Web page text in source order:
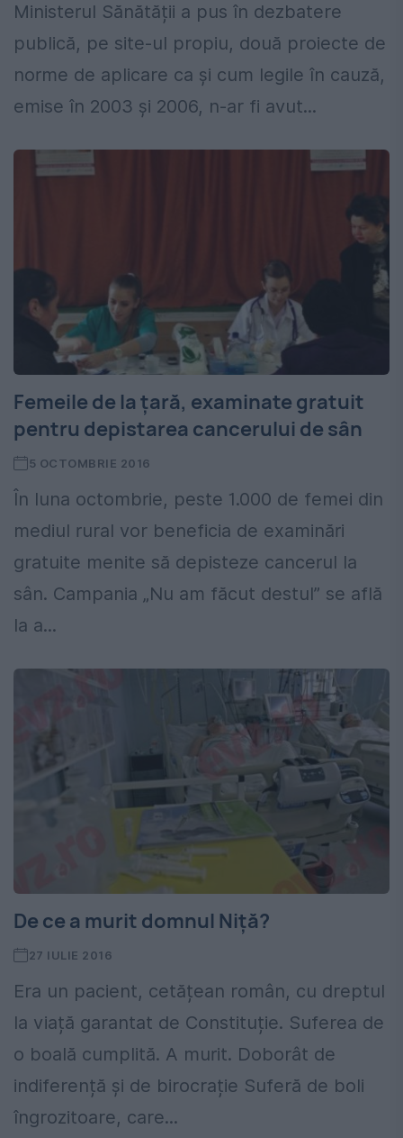
Ministerul Sănătății a pus în dezbatere
publică, pe site-ul propiu, două proiecte de
norme de aplicare ca și cum legile în cauză,
emise în 2003 și 2006, n-ar fi avut...
Femeile de la țară, examinate gratuit
pentru depistarea cancerului de sân
5 OCTOMBRIE 2016
În luna octombrie, peste 1.000 de femei din
mediul rural vor beneficia de examinări
gratuite menite să depisteze cancerul la
sân. Campania „Nu am făcut destul” se află
la a...
De ce a murit domnul Niță?
27 IULIE 2016
Era un pacient, cetățean român, cu dreptul
la viață garantat de Constituție. Suferea de
o boală cumplită. A murit. Doborât de
indiferență și de birocrație Suferă de boli
îngrozitoare, care...